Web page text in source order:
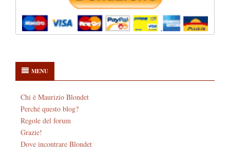
MENU
Chi è Maurizio Blondet
Perché questo blog?
Regole del forum
Grazie!
Dove incontrare Blondet